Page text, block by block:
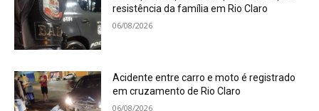
resistência da família em Rio Claro
06/08/2026
Acidente entre carro e moto é registrado
em cruzamento de Rio Claro
06/08/2026